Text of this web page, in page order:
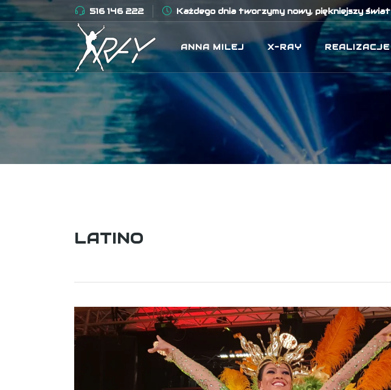
516 146 222 Każdego dnia tworzymy nowy, piękniejszy świat
ANNA MILEJ X-RAY REALIZACJE
LATINO